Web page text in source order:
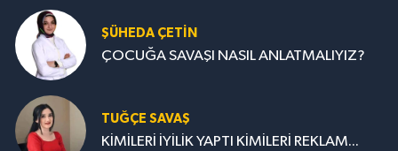
ŞÜHEDA ÇETİN
ÇOCUĞA SAVAŞI NASIL ANLATMALIYIZ?
TUĞÇE SAVAŞ
KİMİLERİ İYİLİK YAPTI KİMİLERİ REKLAM...